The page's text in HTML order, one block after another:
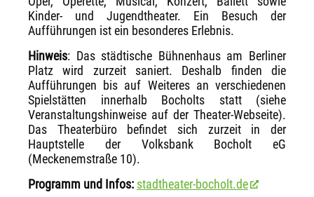
Kinder- und Jugendtheater. Ein Besuch der
Aufführungen ist ein besonderes Erlebnis.
Hinweis: Das städtische Bühnenhaus am Berliner
Platz wird zurzeit saniert. Deshalb finden die
Aufführungen bis auf Weiteres an verschiedenen
Spielstätten innerhalb Bocholts statt (siehe
Veranstaltungshinweise auf der Theater-Webseite).
Das Theaterbüro befindet sich zurzeit in der
Hauptstelle der Volksbank Bocholt eG
(Meckenemstraße 10).
Programm und Infos: stadtheater-bocholt.de